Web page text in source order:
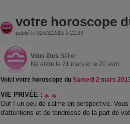
votre horoscope
publié le 02/03/2013 à 22:39
Vous êtes Bélier
Né entre le 21 mars et le 20 avril
Voici votre horoscope du Samedi 2 mars
VIE PRIVÉE :
Ouf ! un peu de calme en perspective.
d'attentions et de tendresse de la part de